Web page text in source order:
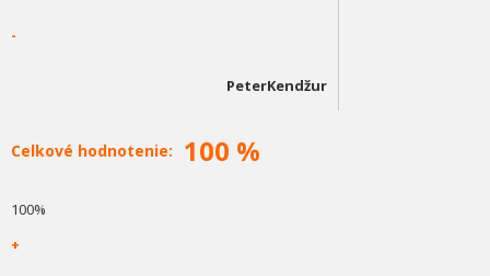
-
PeterKendžur
Celkové hodnotenie: 100 %
100%
+